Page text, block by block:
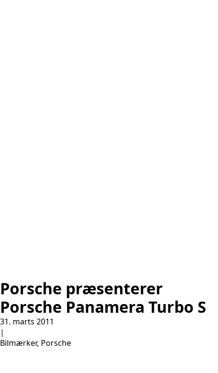
Porsche præsenterer
Porsche Panamera Turbo S
31. marts 2011
|
Bilmærker, Porsche